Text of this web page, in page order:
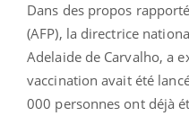
Dans des propos
(AFP), la directrice
Adelaide de Carvalho, a
vaccination avait été
000 personnes ont déjà